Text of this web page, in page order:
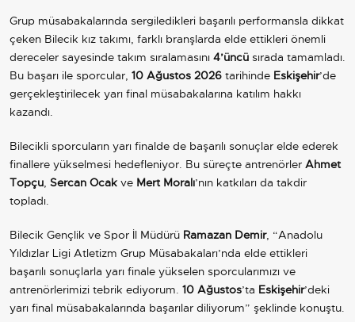
Grup müsabakalarında sergiledikleri başarılı performansla dikkat
çeken Bilecik kız takımı, farklı branşlarda elde ettikleri önemli
dereceler sayesinde takım sıralamasını 4’üncü sırada tamamladı.
Bu başarı ile sporcular, 10 Ağustos 2026 tarihinde Eskişehir’de
gerçekleştirilecek yarı final müsabakalarına katılım hakkı
kazandı.
Bilecikli sporcuların yarı finalde de başarılı sonuçlar elde ederek
finallere yükselmesi hedefleniyor. Bu süreçte antrenörler Ahmet
Topçu, Sercan Ocak ve Mert Moralı’nın katkıları da takdir
topladı.
Bilecik Gençlik ve Spor İl Müdürü Ramazan Demir, “Anadolu
Yıldızlar Ligi Atletizm Grup Müsabakaları’nda elde ettikleri
başarılı sonuçlarla yarı finale yükselen sporcularımızı ve
antrenörlerimizi tebrik ediyorum. 10 Ağustos’ta Eskişehir’deki
yarı final müsabakalarında başarılar diliyorum” şeklinde konuştu.